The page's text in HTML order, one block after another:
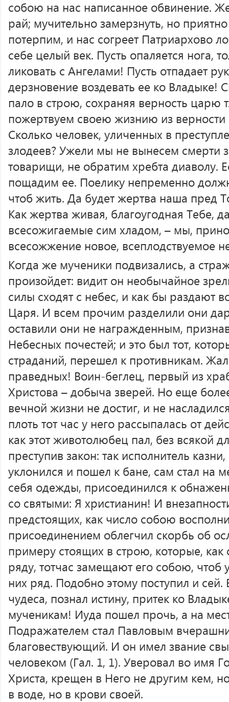
собою на нас написанное обвинение.
рай; мучительно замерзнуть, но
потерпим, и нас согреет Патриархово
себе целый век. Пусть опаляется нога,
ликовать с Ангелами! Пусть отпадает
дерзновение воздевать ее ко Владыке!
пало в строю, сохраняя верность царю
пожертвуем своею жизнию из
Сколько человек, уличенных в
злодеев? Ужели мы не вынесем смерти
товарищи, не обратим хребта диаволу.
пощадим ее. Поелику непременно
чтоб жить. Да будет жертва наша пред
Как жертва живая, благоугодная Тебе,
всесожигаемые сим хладом, – мы,
всесожжение новое, всеплодствуемое
Когда же мученики подвизались, а
произойдет: видит он необычайное
силы сходят с небес, и как бы раздают
Царя. И всем прочим разделили они
оставили они не награжденным,
Небесных почестей; и это был тот,
страданий, перешел к противникам.
праведных! Воин-беглец, первый из
Христова – добыча зверей. Но еще
вечной жизни не достиг, и не
плоть тот час у него рассыпалась от
как этот животолюбец пал, без всякой
преступив закон: так исполнитель
уклонился и пошел к бане, сам стал на
себя одежды, присоединился к
со святыми: Я христианин! И
предстоящих, как число собою
присоединением облегчил скорбь об
примеру стоящих в строю, которые, как
ряду, тотчас замещают его собою, чтоб
них ряд. Подобно этому поступил и
чудеса, познал истину, притек ко
мученикам! Иуда пошел прочь, а на
Подражателем стал Павловым
благовествующий. И он имел звание
человеком (Гал. 1, 1). Уверовал во имя
Христа, крещен в Него не другим кем,
в воде, но в крови своей.